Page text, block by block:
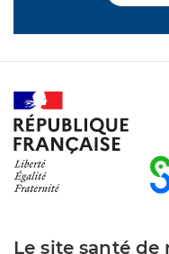
Le site santé de